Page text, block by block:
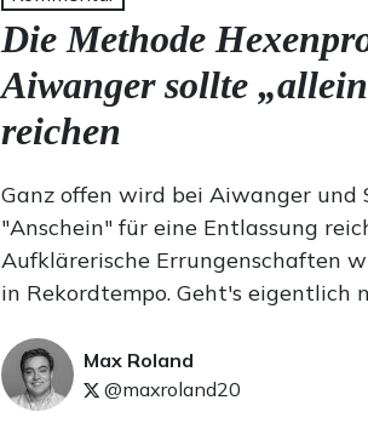
Die Methode
Aiwanger sollte
reichen
Ganz offen wird bei Aiwanger und
"Anschein" für eine Entlassung
Aufklärerische Errungenschaften
in Rekordtempo. Geht's eigentlich
Max Roland
@maxroland20